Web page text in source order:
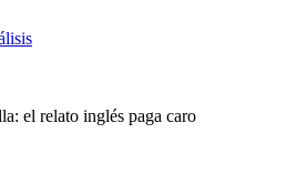
el relato inglés paga caro